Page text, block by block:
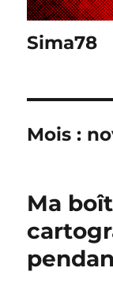
Sima78
Mois :
Ma